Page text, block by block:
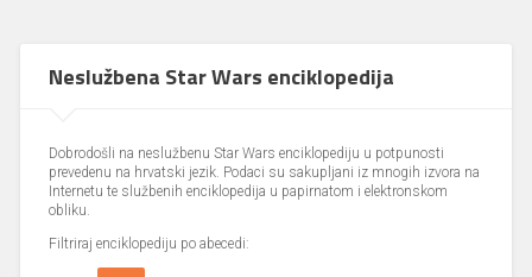
Neslužbena Star Wars enciklopedija
Dobrodošli na neslužbenu Star Wars enciklopediju u potpunosti
prevedenu na hrvatski jezik. Podaci su sakupljani iz mnogih izvora na
Internetu te službenih enciklopedija u papirnatom i elektronskom
obliku.
Filtriraj enciklopediju po abecedi: